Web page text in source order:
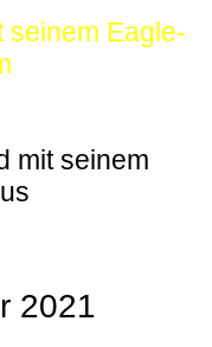
seinem Eagle-
mit seinem
2021